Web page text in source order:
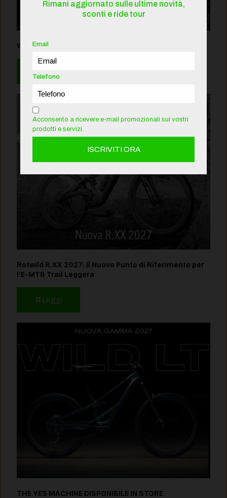
Wild TR 2027
Rotwild R.XX 2027: Il Nuovo Punto di Riferimento per
l’E-MTB Trail Leggera
Leggi
THE YES MACHINE DISPONIBILE IN STORE
Rimani aggiornato sulle ultime novità,
sconti e ride tour
Email
Telefono
Acconsento a ricevere e-mail promozionali sui vostri
prodotti e servizi.